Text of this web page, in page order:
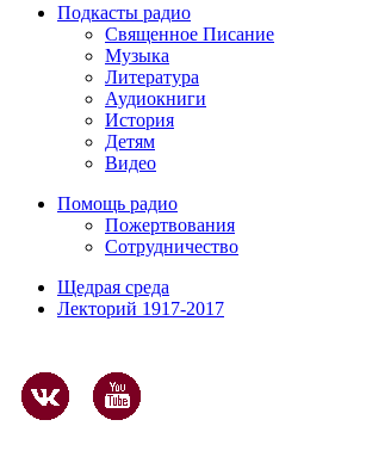
Подкасты радио
Священное Писание
Музыка
Литература
Аудиокниги
История
Детям
Видео
Помощь радио
Пожертвования
Сотрудничество
Щедрая среда
Лекторий 1917-2017